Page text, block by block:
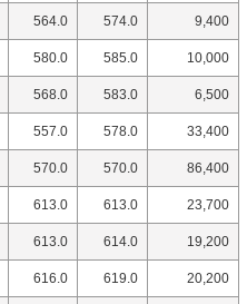
564.0 574.0 9,400
580.0 585.0 10,000
568.0 583.0 6,500
557.0 578.0 33,400
570.0 570.0 86,400
613.0 613.0 23,700
613.0 614.0 19,200
616.0 619.0 20,200